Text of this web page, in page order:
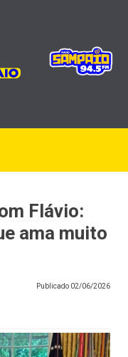
Flávio:
ama muito
Publicado 02/06/2026